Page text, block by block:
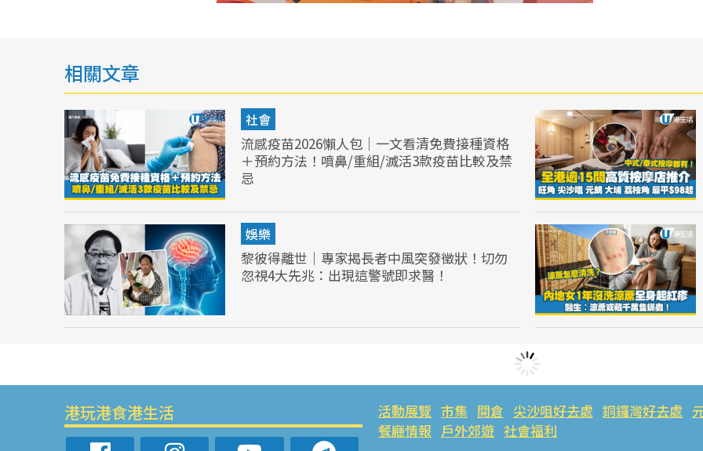
相關文章
社會
流感疫苗2026懶人包｜一文看清免費接種資格
＋預約方法！噴鼻/重組/滅活3款疫苗比較及禁
忌
娛樂
黎彼得離世｜專家揭長者中風突發徵狀！切勿
忽視4大先兆：出現這警號即求醫！
港玩港食港生活 活動展覽 市集 開倉 尖沙咀好去處 銅鑼灣好去處
餐廳情報 戶外郊遊 社會福利